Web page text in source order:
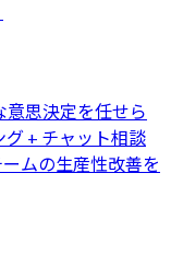
思決定を任せら
+ チャット相談
ムの生産性改善を